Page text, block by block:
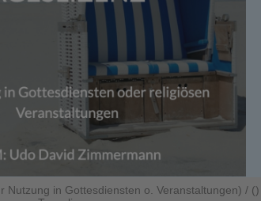
Nutzung in Gottesdiensten o. Veranstaltungen) / ()